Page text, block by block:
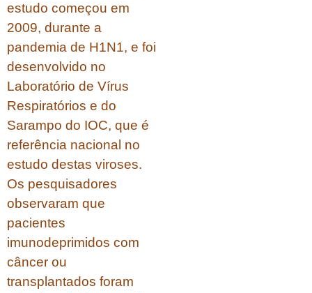
estudo começou em
2009, durante a
pandemia de H1N1, e foi
desenvolvido no
Laboratório de Vírus
Respiratórios e do
Sarampo do IOC, que é
referência nacional no
estudo destas viroses.
Os pesquisadores
observaram que
pacientes
imunodeprimidos com
câncer ou
transplantados foram